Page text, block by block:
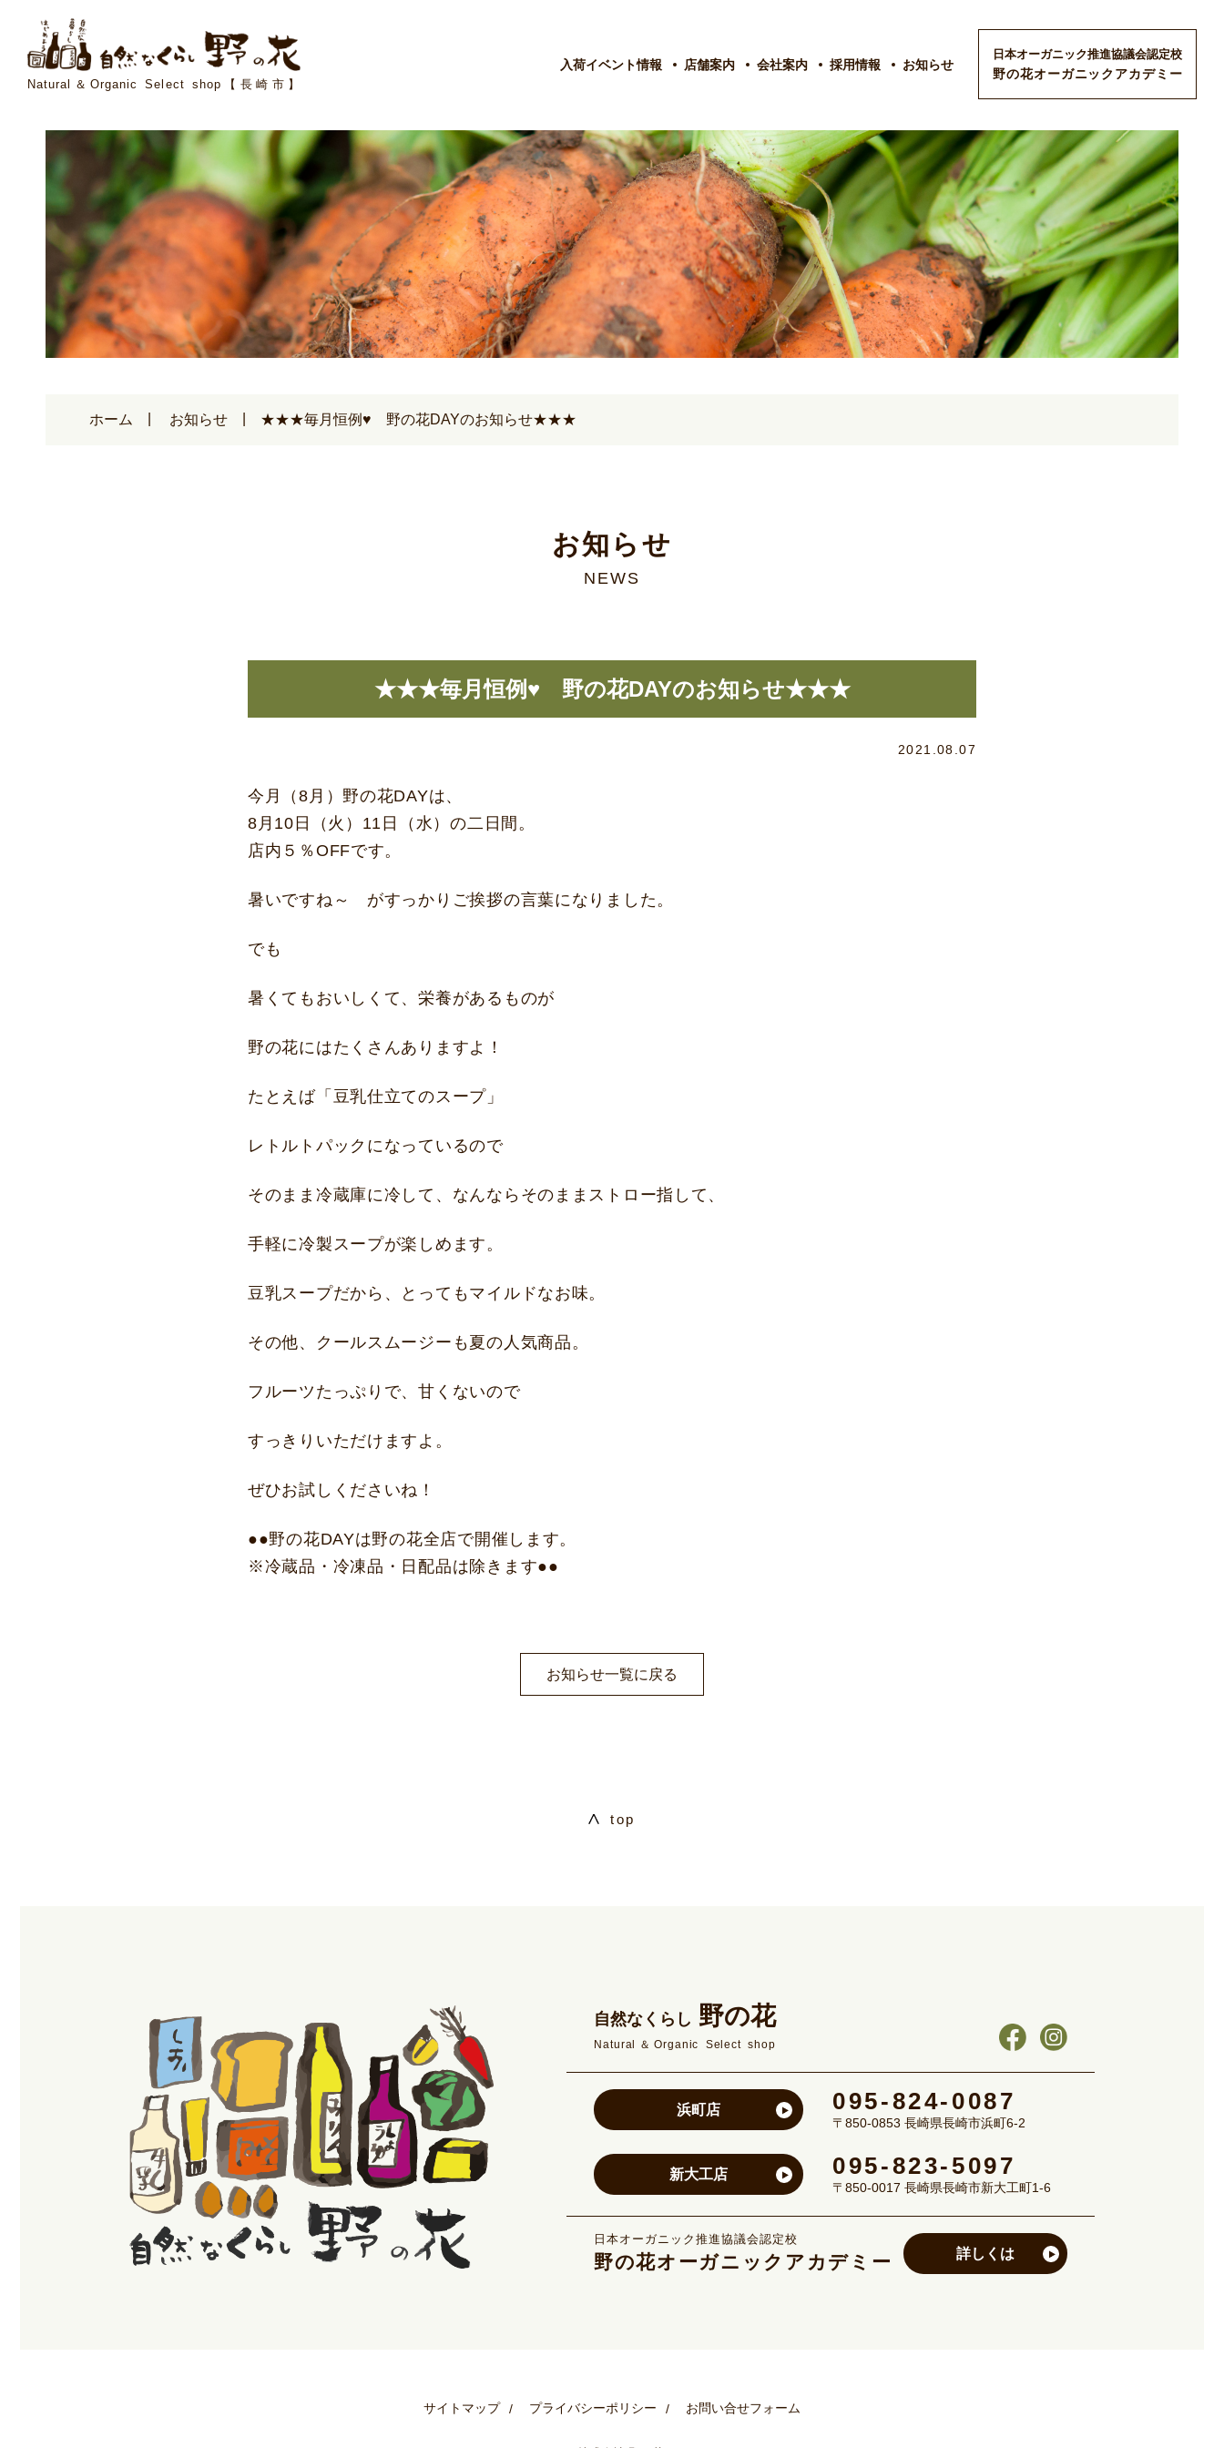
Natural＆Organic Select shop【長崎市】
入荷イベント情報 店舗案内 会社案内 採用情報 お知らせ
日本オーガニック推進協議会認定校
野の花オーガニックアカデミー
ホーム お知らせ ★★★毎月恒例♥ 野の花DAYのお知らせ★★★
お知らせ
NEWS
★★★毎月恒例♥ 野の花DAYのお知らせ★★★
2021.08.07
今月（8月）野の花DAYは、
8月10日（火）11日（水）の二日間。
店内５％OFFです。
暑いですね～ がすっかりご挨拶の言葉になりました。
でも
暑くてもおいしくて、栄養があるものが
野の花にはたくさんありますよ！
たとえば「豆乳仕立てのスープ」
レトルトパックになっているので
そのまま冷蔵庫に冷して、なんならそのままストロー指して、
手軽に冷製スープが楽しめます。
豆乳スープだから、とってもマイルドなお味。
その他、クールスムージーも夏の人気商品。
フルーツたっぷりで、甘くないので
すっきりいただけますよ。
ぜひお試しくださいね！
●●野の花DAYは野の花全店で開催します。
※冷蔵品・冷凍品・日配品は除きます●●
お知らせ一覧に戻る
top
自然なくらし 野の花
Natural＆Organic Select shop
浜町店 095-824-0087
〒850-0853 長崎県長崎市浜町6-2
新大工店 095-823-5097
〒850-0017 長崎県長崎市新大工町1-6
日本オーガニック推進協議会認定校
野の花オーガニックアカデミー 詳しくは
サイトマップ プライバシーポリシー お問い合せフォーム